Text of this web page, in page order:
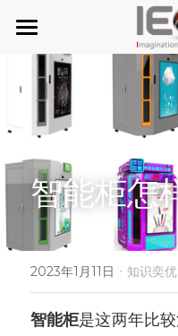
首页
微仓
D系微仓（热销）
产品与服务
单元智能化
单元智慧化
6S精益管理必备
行业应用及案列
MRO工业物料智
手机平板智能存
关于奕优
公司介绍
搜索
智能柜怎
2023年1月11日 · 知识奕优
智能柜是这两年比